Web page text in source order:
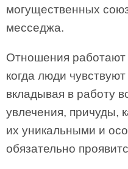
могущественных
месседжа.
Отношения работают
когда люди
вкладывая в работу
увлечения, причуды,
их уникальными и
обязательно